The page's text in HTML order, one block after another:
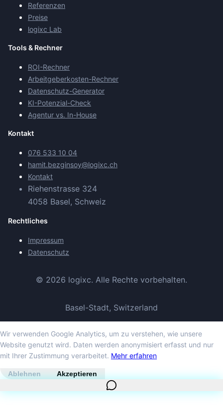
Referenzen
Preise
logixc Lab
Tools & Rechner
ROI-Rechner
Arbeitgeberkosten-Rechner
Datenschutz-Generator
KI-Potenzial-Check
Agentur vs. In-House
Kontakt
076 533 10 04
hamit.bezginsoy@logixc.ch
Kontakt
Riehenstrasse 324
4058 Basel, Schweiz
Rechtliches
Impressum
Datenschutz
© 2026 logixc. Alle Rechte vorbehalten.
Basel-Stadt, Switzerland
Wir verwenden Google Analytics, um zu verstehen, wie unsere
Website genutzt wird. Daten werden anonymisiert erfasst und nur
mit Ihrer Zustimmung verarbeitet. Mehr erfahren
Ablehnen Akzeptieren